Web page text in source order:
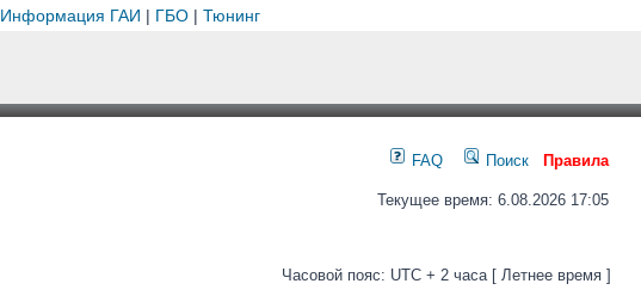
Информация ГАИ | ГБО| Тюнинг
FAQ Поиск Правила
Текущее время: 6.08.2026 17:05
Часовой пояс: UTC + 2 часа [ Летнее время ]